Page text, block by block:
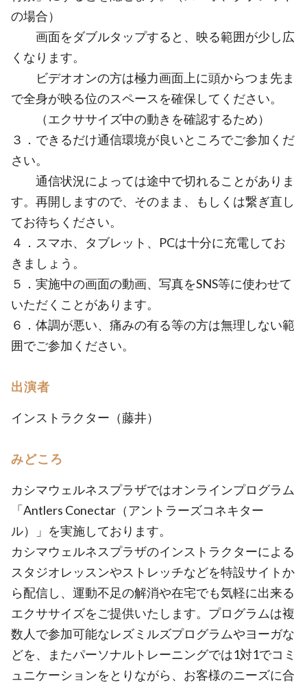
の場合）
画面をダブルタップすると、映る範囲が少し広
くなります。
ビデオオンの方は極力画面上に頭からつま先ま
で全身が映る位のスペースを確保してください。
（エクササイズ中の動きを確認するため）
３．できるだけ通信環境が良いところでご参加くだ
さい。
通信状況によっては途中で切れることがありま
す。再開しますので、そのまま、もしくは繋ぎ直し
てお待ちください。
４．スマホ、タブレット、PCは十分に充電してお
きましょう。
５．実施中の画面の動画、写真をSNS等に使わせて
いただくことがあります。
６．体調が悪い、痛みの有る等の方は無理しない範
囲でご参加ください。
出演者
インストラクター（藤井）
みどころ
カシマウェルネスプラザではオンラインプログラム
「Antlers Conectar（アントラーズコネキター
ル）」を実施しております。
カシマウェルネスプラザのインストラクターによる
スタジオレッスンやストレッチなどを特設サイトか
ら配信し、運動不足の解消や在宅でも気軽に出来る
エクササイズをご提供いたします。プログラムは複
数人で参加可能なレズミルズプログラムやヨーガな
どを、またパーソナルトレーニングでは1対1でコミ
ュニケーションをとりながら、お客様のニーズに合